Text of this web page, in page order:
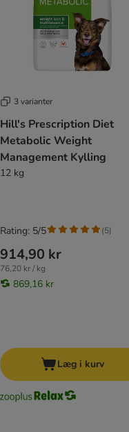
3 varianter
Hill's Prescription Diet
Metabolic Weight
Management Kylling
12 kg
914,90 kr
76,20 kr / kg
869,16 kr
Rating: 5/5 (5)
Læg i kurv